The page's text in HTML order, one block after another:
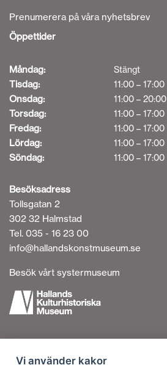
Prenumerera på våra nyhetsbrev
Öppettider
Måndag: Stängt
Tisdag: 11:00 – 17:00
Onsdag: 11:00 – 20:00
Torsdag: 11:00 – 17:00
Fredag: 11:00 – 17:00
Lördag: 11:00 – 17:00
Söndag: 11:00 – 17:00
Besöksadress
Tollsgatan 2
302 32 Halmstad
Tel. 035 - 16 23 00
info@hallandskonstmuseum.se
Besök vårt systermuseum
Vi använder kakor